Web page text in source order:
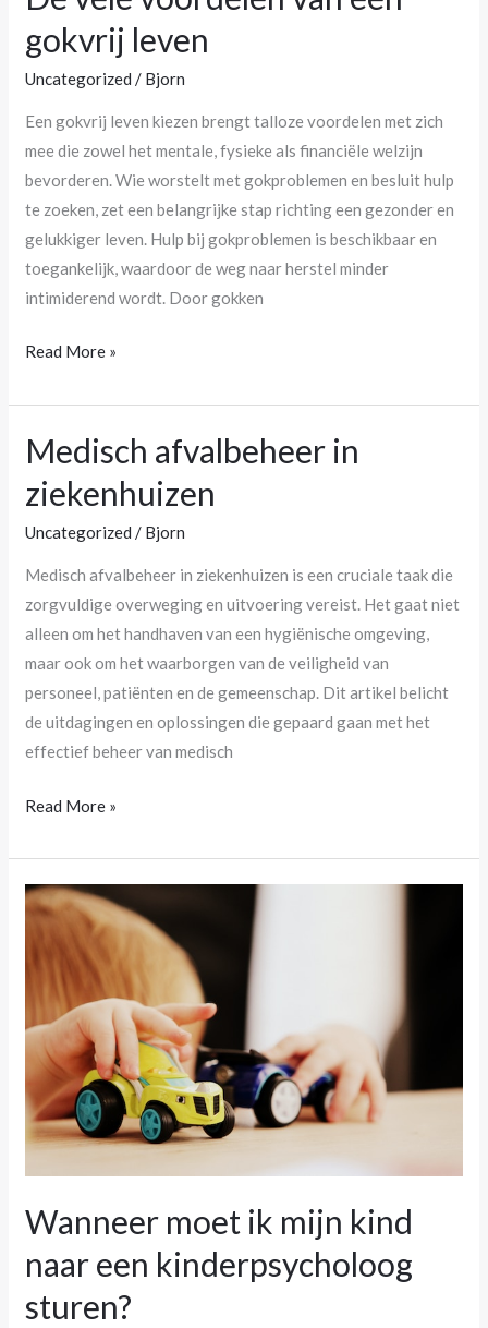
gokvrij leven
Uncategorized / Bjorn
Een gokvrij leven kiezen brengt talloze voordelen met zich
mee die zowel het mentale, fysieke als financiële welzijn
bevorderen. Wie worstelt met gokproblemen en besluit hulp
te zoeken, zet een belangrijke stap richting een gezonder en
gelukkiger leven. Hulp bij gokproblemen is beschikbaar en
toegankelijk, waardoor de weg naar herstel minder
intimiderend wordt. Door gokken
Read More »
Medisch afvalbeheer in
ziekenhuizen
Uncategorized / Bjorn
Medisch afvalbeheer in ziekenhuizen is een cruciale taak die
zorgvuldige overweging en uitvoering vereist. Het gaat niet
alleen om het handhaven van een hygiënische omgeving,
maar ook om het waarborgen van de veiligheid van
personeel, patiënten en de gemeenschap. Dit artikel belicht
de uitdagingen en oplossingen die gepaard gaan met het
effectief beheer van medisch
Medisch
in
ziekenhuizen
Read More »
Wanneer moet ik mijn kind
naar een kinderpsycholoog
sturen?
Wanneer
naar
een
kinderpsycholoog
sturen?